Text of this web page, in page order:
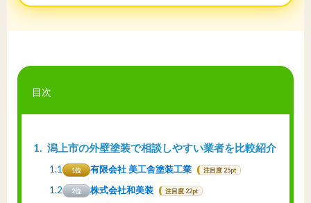
目次
1 潟上市の外壁塗装で相談しやすい業者を比較紹介
1.1 1位 有限会社 美工舎塗装工業 注目度 25pt
1.2 2位 株式会社和美装 注目度 22pt